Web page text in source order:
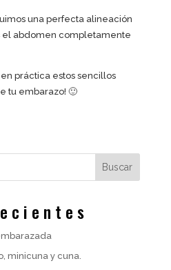
una perfecta alineación
abdomen completamente
práctica estos sencillos
tu embarazo! 🙂
Buscar
minicuna y cuna.